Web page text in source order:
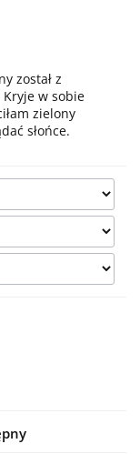
został z
w sobie
zielony
słońce.